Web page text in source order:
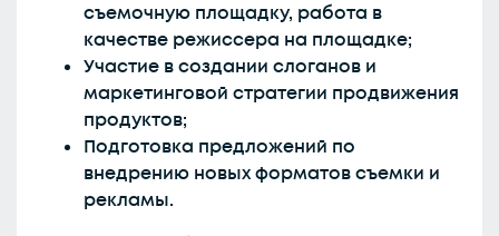
съемочную площадку, работа в
качестве режиссера на площадке;
Участие в создании слоганов и
маркетинговой стратегии продвижения
продуктов;
Подготовка предложений по
внедрению новых форматов съемки и
рекламы.